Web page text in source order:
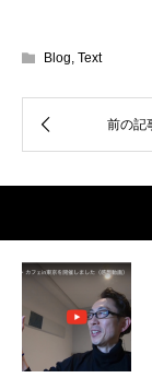
Blog, Text